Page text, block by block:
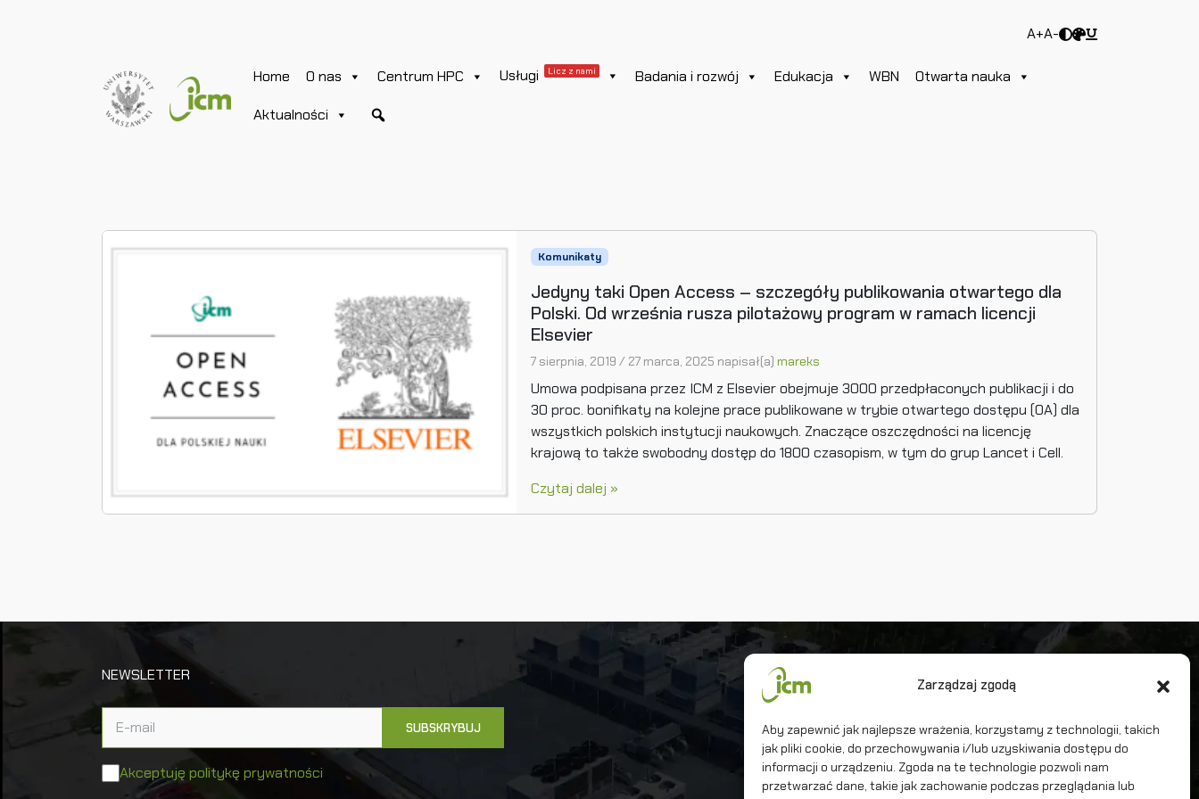
Zarządzaj zgodą
Aby zapewnić jak najlepsze wrażenia, korzystamy z technologii, takich
jak pliki cookie, do przechowywania i/lub uzyskiwania dostępu do
informacji o urządzeniu. Zgoda na te technologie pozwoli nam
przetwarzać dane, takie jak zachowanie podczas przeglądania lub
A+A-
Home O nas Centrum HPC Usługi Licz z nami Badania i rozwój Edukacja WBN Otwarta nauka
Aktualności
Komunikaty
Jedyny taki Open Access – szczegóły publikowania otwartego dla
Polski. Od września rusza pilotażowy program w ramach licencji
Elsevier
7 sierpnia, 2019 / 27 marca, 2025 napisał(a) mareks
Umowa podpisana przez ICM z Elsevier obejmuje 3000 przedpłaconych publikacji i do
30 proc. bonifikaty na kolejne prace publikowane w trybie otwartego dostępu (OA) dla
wszystkich polskich instytucji naukowych. Znaczące oszczędności na licencję
krajową to także swobodny dostęp do 1800 czasopism, w tym do grup Lancet i Cell.
Czytaj dalej »
NEWSLETTER
Akceptuję politykę prywatności
Uniwersytet Warszawski
Interdyscyplinarne Centrum Modelowania